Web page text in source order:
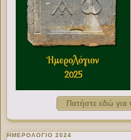
Πατήστε εδώ για
ΗΜΕΡΟΛΟΓΙΟ 2024